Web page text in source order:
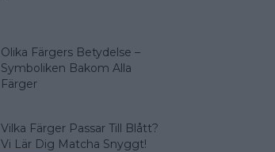
Olika Färgers Betydelse –
Symboliken Bakom Alla
Färger
Vilka Färger Passar Till Blått?
Vi Lär Dig Matcha Snyggt!